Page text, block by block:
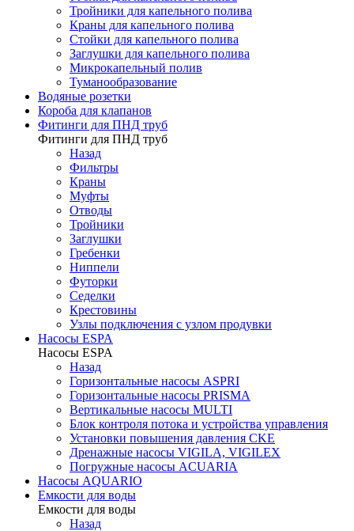
Тройники для капельного полива
Краны для капельного полива
Стойки для капельного полива
Заглушки для капельного полива
Микрокапельный полив
Туманообразование
Водяные розетки
Короба для клапанов
Фитинги для ПНД труб
Фитинги для ПНД труб
Назад
Фильтры
Краны
Муфты
Отводы
Тройники
Заглушки
Гребенки
Ниппели
Футорки
Седелки
Крестовины
Узлы подключения с узлом продувки
Насосы ESPA
Насосы ESPA
Назад
Горизонтальные насосы ASPRI
Горизонтальные насосы PRISMA
Вертикальные насосы MULTI
Блок контроля потока и устройства управления
Установки повышения давления CKE
Дренажные насосы VIGILA, VIGILEX
Погружные насосы ACUARIA
Насосы AQUARIO
Емкости для воды
Емкости для воды
Назад